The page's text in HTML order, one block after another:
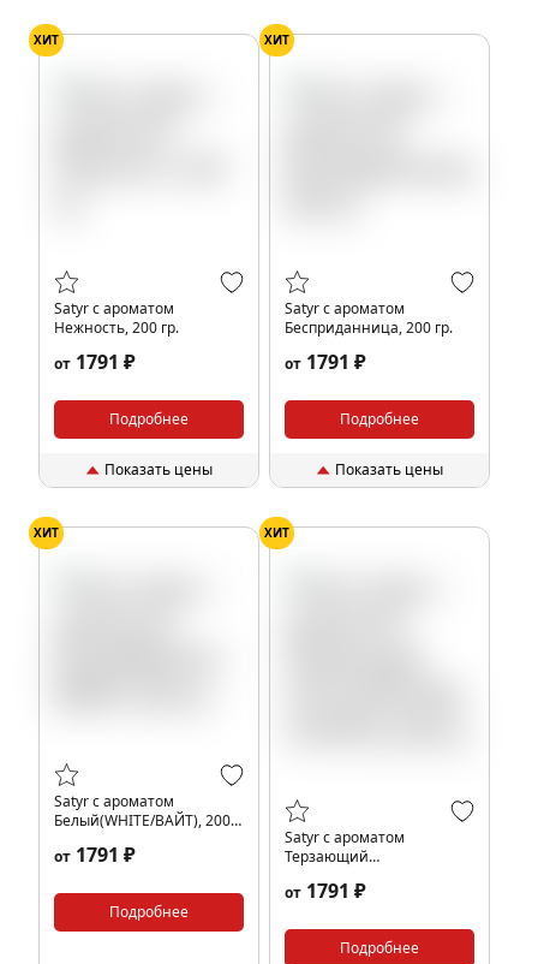
ХИТ
Satyr с ароматом
Нежность, 200 гр.
от 1791 ₽
Подробнее
Показать цены
ХИТ
Satyr с ароматом
Бесприданница, 200 гр.
от 1791 ₽
Подробнее
Показать цены
ХИТ
Satyr с ароматом
Белый(WHITE/ВАЙТ), 200
от 1791 ₽
Подробнее
ХИТ
Satyr с ароматом
Терзающий
200 гр.
от 1791 ₽
Подробнее